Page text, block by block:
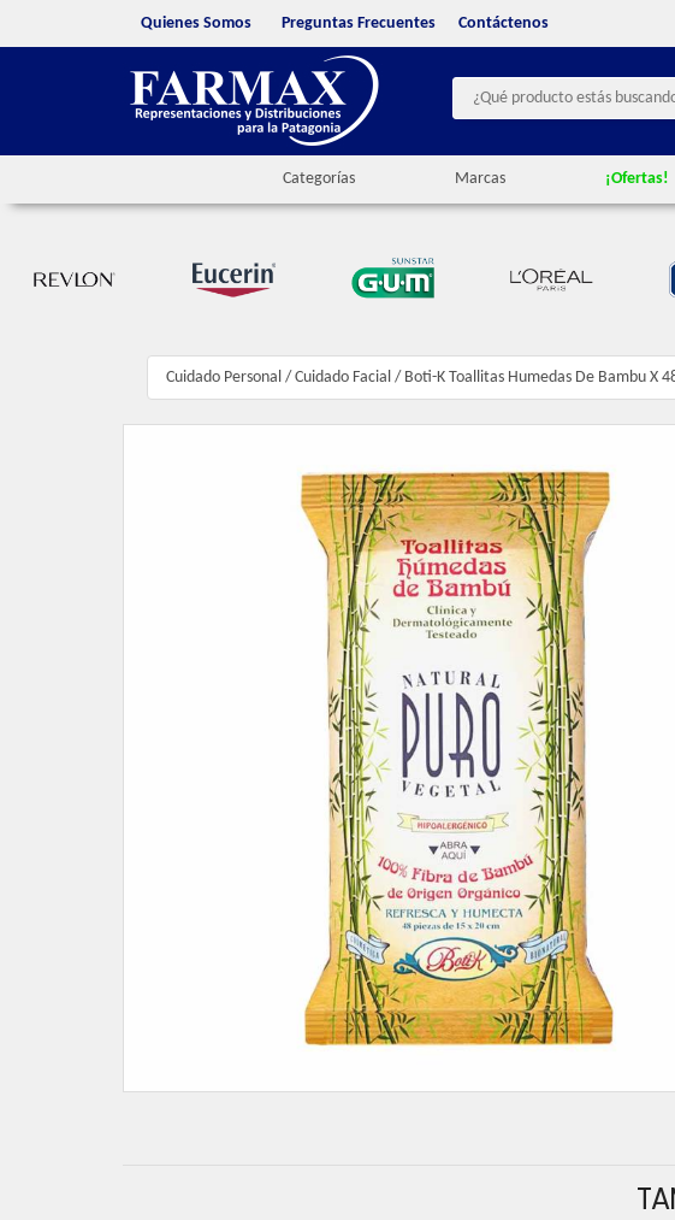
Quienes Somos Preguntas Frecuentes Contáctenos
Categorías Marcas ¡Ofertas!
Cuidado Personal / Cuidado Facial / Boti-K Toallitas Humedas De Bambu X